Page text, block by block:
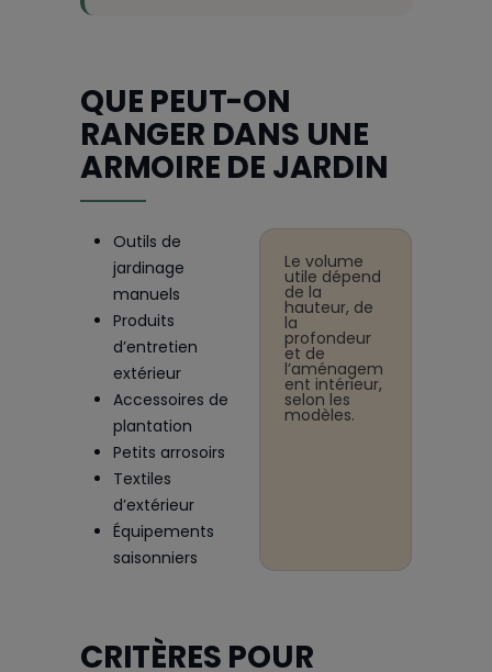
QUE PEUT-ON
RANGER DANS UNE
ARMOIRE DE JARDIN
Outils de
jardinage
manuels
Produits
d’entretien
extérieur
Accessoires de
plantation
Petits arrosoirs
Textiles
d’extérieur
Équipements
saisonniers
Le volume
utile dépend
de la
hauteur, de
la
profondeur
et de
l’aménagem
ent intérieur,
selon les
modèles.
CRITÈRES POUR